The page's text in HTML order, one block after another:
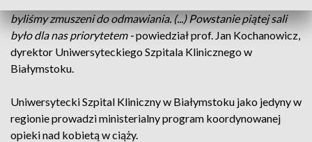
byliśmy zmuszeni do odmawiania. (...) Powstanie piątej sali
było dla nas priorytetem -powiedział prof. Jan Kochanowicz,
dyrektor Uniwersyteckiego Szpitala Klinicznego w
Białymstoku.
Uniwersytecki Szpital Kliniczny w Białymstoku jako jedyny w
regionie prowadzi ministerialny program koordynowanej
opieki nad kobietą w ciąży.